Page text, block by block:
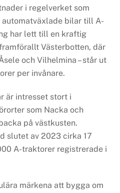
i regelverket som
bilar till A-
har lett till en kraftig
Västerbotten, där
och Vilhelmina – står ut
per invånare.
är intresset stort i
som Nacka och
på västkusten.
slutet av 2023 cirka 17
A-traktorer registrerade i
märkena att bygga om